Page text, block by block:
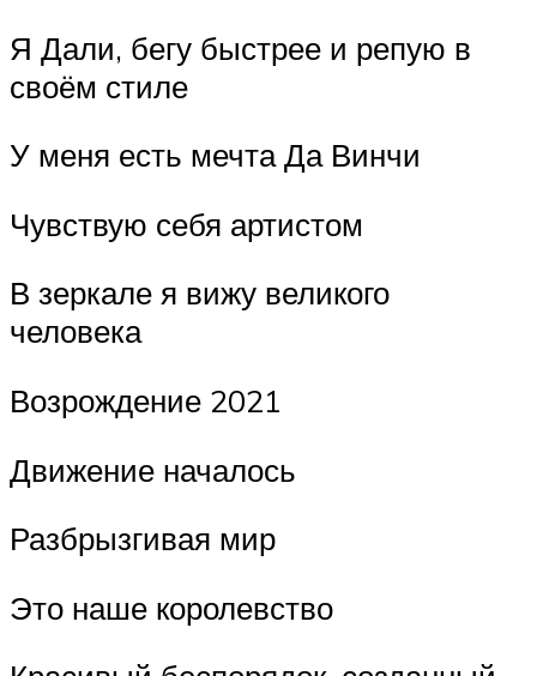
Я Дали, бегу быстрее и репую в
своём стиле
У меня есть мечта Да Винчи
Чувствую себя артистом
В зеркале я вижу великого
человека
Возрождение 2021
Движение началось
Разбрызгивая мир
Это наше королевство